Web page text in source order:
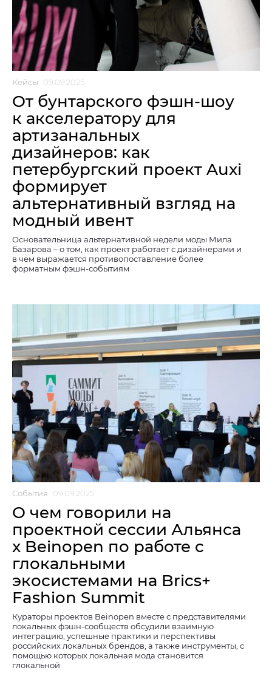
Кейсы 09.09.2025
От бунтарского фэшн-шоу
к акселератору для
артизанальных
дизайнеров: как
петербургский проект Auxi
формирует
альтернативный взгляд на
модный ивент
Основательница альтернативной недели моды Мила
Базарова – о том, как проект работает с дизайнерами и
в чем выражается противопоставление более
форматным фэшн-событиям
События 09.09.2025
О чем говорили на
проектной сессии Альянса
x Beinopen по работе с
глокальными
экосистемами на Brics+
Fashion Summit
Кураторы проектов Beinopen вместе с представителями
локальных фэшн-сообществ обсудили взаимную
интеграцию, успешные практики и перспективы
российских локальных брендов, а также инструменты, с
помощью которых локальная мода становится
глокальной